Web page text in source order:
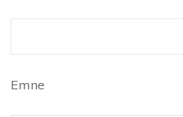
Emne